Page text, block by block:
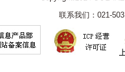
联系我们：021-